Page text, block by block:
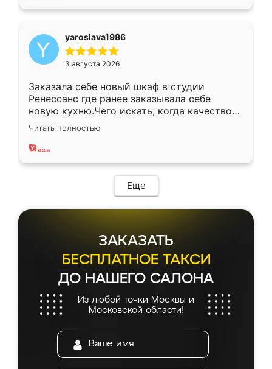
yaroslava1986
3 августа 2026
Заказала себе новый шкаф в студии
Ренессанс где ранее заказывала себе
новую кухню.Чего искать, когда качеством
вполне довольна. Служит кухня уже почти
два года, нареканий нет.
Читать полностью
Еще
ЗАКАЗАТЬ
БЕСПЛАТНОЕ ТАКСИ
ДО НАШЕГО САЛОНА
Из любой точки Москвы и
Московской области!